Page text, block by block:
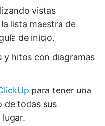
vistas
lista maestra de
de inicio.
y hitos con diagramas
para tener una
de todas sus
lugar.